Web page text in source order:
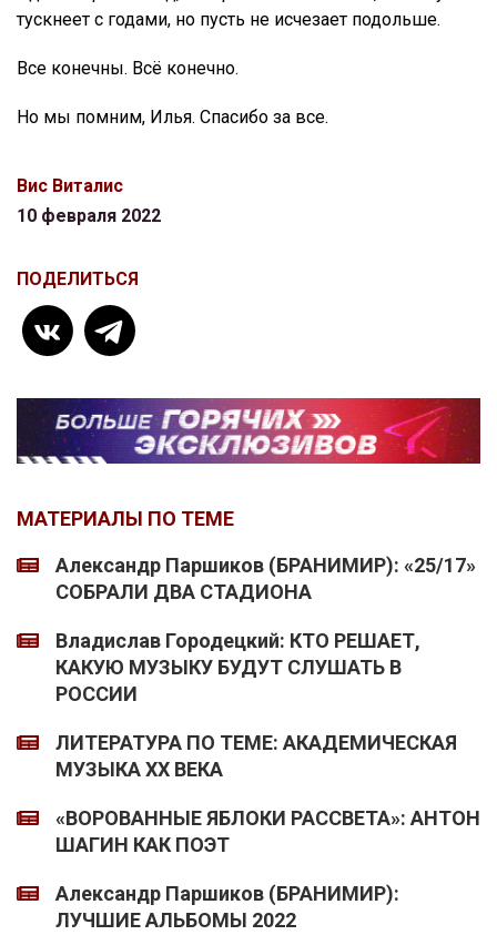
тускнеет с годами, но пусть не исчезает подольше.
Все конечны. Всё конечно.
Но мы помним, Илья. Спасибо за все.
Вис Виталис
10 февраля 2022
ПОДЕЛИТЬСЯ
МАТЕРИАЛЫ ПО ТЕМЕ
Александр Паршиков (БРАНИМИР): «25/17»
СОБРАЛИ ДВА СТАДИОНА
Владислав Городецкий: КТО РЕШАЕТ,
КАКУЮ МУЗЫКУ БУДУТ СЛУШАТЬ В
РОССИИ
ЛИТЕРАТУРА ПО ТЕМЕ: АКАДЕМИЧЕСКАЯ
МУЗЫКА XX ВЕКА
«ВОРОВАННЫЕ ЯБЛОКИ РАССВЕТА»: АНТОН
ШАГИН КАК ПОЭТ
Александр Паршиков (БРАНИМИР):
ЛУЧШИЕ АЛЬБОМЫ 2022